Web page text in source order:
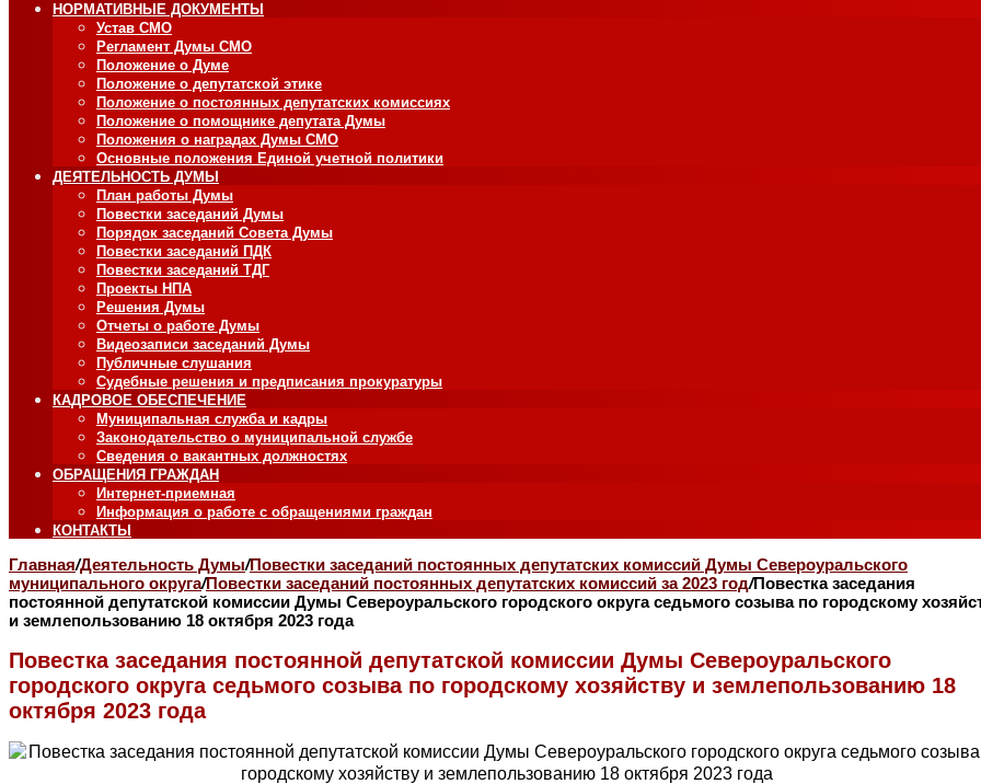
НОРМАТИВНЫЕ ДОКУМЕНТЫ
Устав СМО
Регламент Думы СМО
Положение о Думе
Положение о депутатской этике
Положение о постоянных депутатских комиссиях
Положение о помощнике депутата Думы
Положения о наградах Думы СМО
Основные положения Единой учетной политики
ДЕЯТЕЛЬНОСТЬ ДУМЫ
План работы Думы
Повестки заседаний Думы
Порядок заседаний Совета Думы
Повестки заседаний ПДК
Повестки заседаний ТДГ
Проекты НПА
Решения Думы
Отчеты о работе Думы
Видеозаписи заседаний Думы
Публичные слушания
Судебные решения и предписания прокуратуры
КАДРОВОЕ ОБЕСПЕЧЕНИЕ
Муниципальная служба и кадры
Законодательство о муниципальной службе
Сведения о вакантных должностях
ОБРАЩЕНИЯ ГРАЖДАН
Интернет-приемная
Информация о работе с обращениями граждан
КОНТАКТЫ
Главная/Деятельность Думы/Повестки заседаний постоянных депутатских комиссий Думы Североуральского
муниципального округа/Повестки заседаний постоянных депутатских комиссий за 2023 год/Повестка заседания
постоянной депутатской комиссии Думы Североуральского городского округа седьмого созыва по городскому
и землепользованию 18 октября 2023 года
Повестка заседания постоянной депутатской комиссии Думы Североуральского
городского округа седьмого созыва по городскому хозяйству и землепользованию 18
октября 2023 года